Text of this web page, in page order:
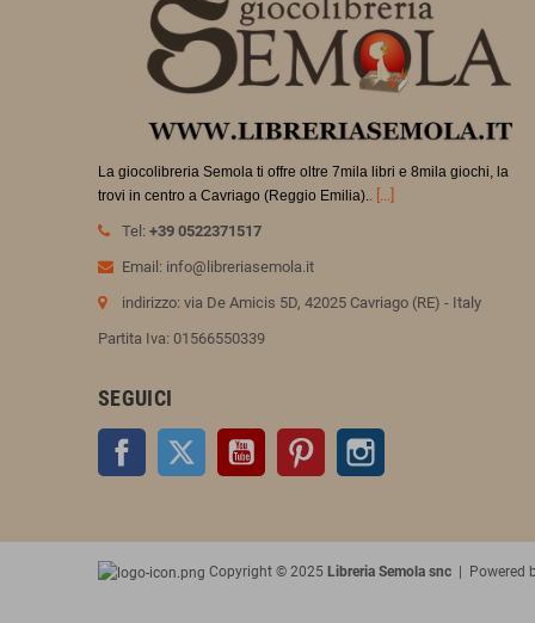
La giocolibreria Semola ti offre oltre 7mila libri e 8mila giochi, la
trovi in centro a Cavriago (Reggio Emilia). . [...]
Tel: +39 0522371517
Email: info@libreriasemola.it
indirizzo: via De Amicis 5D, 42025 Cavriago (RE) - Italy
Partita Iva: 01566550339
SEGUICI
Facebook Twitter YouTube Pinterest
Copyright © 2025 Libreria Semola snc | Powered